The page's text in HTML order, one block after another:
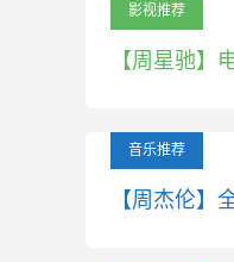
影视推荐
【周星驰】
音乐推荐
【周杰伦】